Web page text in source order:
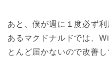
あと、僕が週に１度必ず
あるマクドナルドでは、
とんど届かないので改善